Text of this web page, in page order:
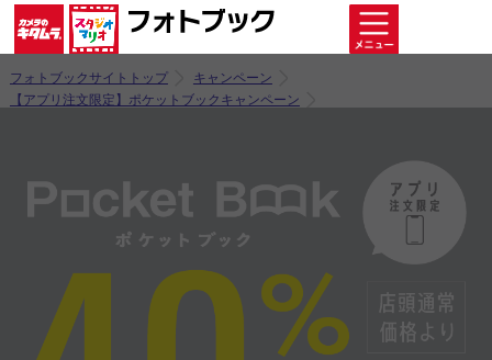
フォトブックサイトトップ
キャンペーン
【アプリ注文限定】ポケットブックキャンペーン